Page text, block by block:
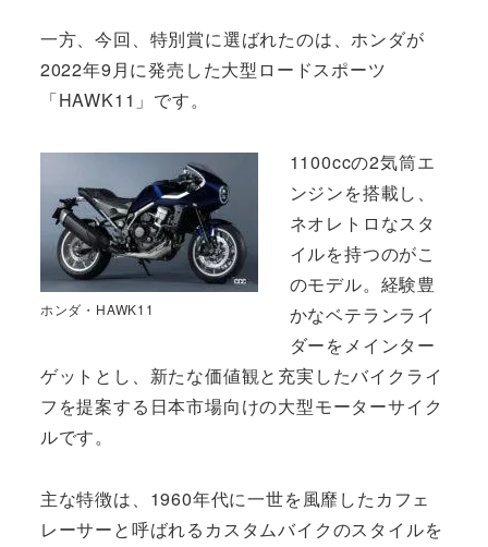
一方、今回、特別賞に選ばれたのは、ホンダが
2022年9月に発売した大型ロードスポーツ
「HAWK11」です。
ホンダ・HAWK11
1100ccの2気筒エ
ンジンを搭載し、
ネオレトロなスタ
イルを持つのがこ
のモデル。経験豊
かなベテランライ
ダーをメインター
ゲットとし、新たな価値観と充実したバイクライ
フを提案する日本市場向けの大型モーターサイク
ルです。
主な特徴は、1960年代に一世を風靡したカフェ
レーサーと呼ばれるカスタムバイクのスタイルを